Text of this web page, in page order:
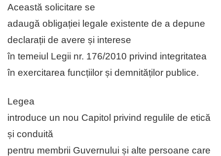
Această solicitare se
adaugă obligației legale existente de a depune
declarații de avere și interese
în temeiul Legii nr. 176/2010 privind integritatea
în exercitarea funcțiilor și demnităților publice.
Legea
introduce un nou Capitol privind regulile de etică
și conduită
pentru membrii Guvernului și alte persoane care